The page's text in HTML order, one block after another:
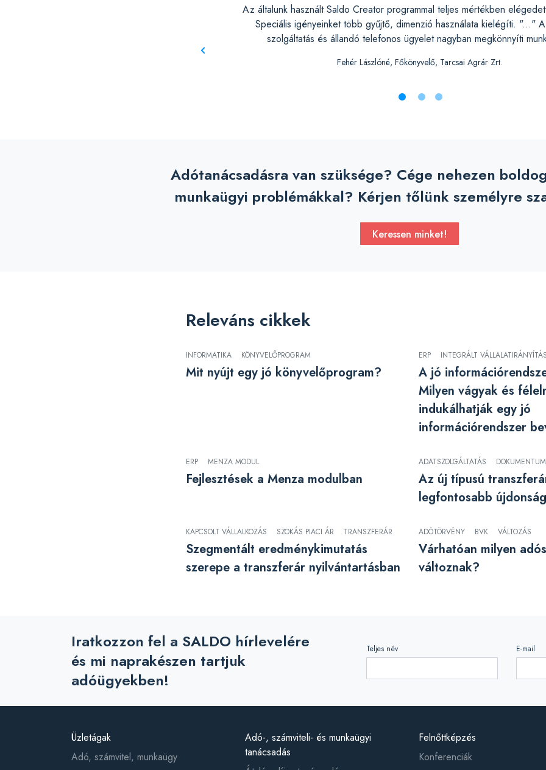
Az általunk használt Saldo Creator programmal teljes mértékben
Speciális igényeinket több gyűjtő, dimenzió használata kielégíti. "..."
szolgáltatás és állandó telefonos ügyelet nagyban megkönnyíti
Fehér Lászlóné, Főkönyvelő, Tarcsai Agrár Zrt.
Adótanácsadásra van szüksége? Cége nehezen
munkaügyi problémákkal? Kérjen tőlünk személyre
Keressen minket!
Releváns cikkek
INFORMATIKA KÖNYVELŐPROGRAM
Mit nyújt egy jó könyvelőprogram?
ERP INTEGRÁLT
A jó
Milyen vágyak és
indukálhatják egy jó
információrendszer
ERP MENZA MODUL
Fejlesztések a Menza modulban
ADATSZOLGÁLTATÁS DOKUMENTUM
Az új típusú
legfontosabb
KAPCSOLT VÁLLALKOZÁS SZOKÁS PIACI ÁR TRANSZFERÁR
Szegmentált eredménykimutatás
szerepe a transzferár nyilvántartásban
ADÓTÖRVÉNY BVK VÁLTOZÁS
Várhatóan milyen
változnak?
Iratkozzon fel a SALDO hírlevelére
és mi naprakészen tartjuk
adóügyekben!
Teljes név E-mail
Üzletágak
Adó, számvitel, munkaügy
Adó-, számviteli- és munkaügyi
tanácsadás
Felnőttképzés
Konferenciák